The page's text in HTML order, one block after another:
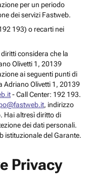
per un periodo
dei servizi Fastweb.
193) o recarti nei
considera che la
Olivetti 1, 20139
ai seguenti punti di
Adriano Olivetti 1, 20139
- Call Center: 192 193.
, indirizzo
Hai altresì diritto di
dei dati personali.
istituzionale del Garante.
Privacy